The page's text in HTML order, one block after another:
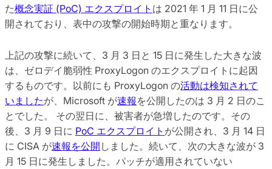
た概念実証 (PoC) エクスプロイト は 2021 年 1 月 11 日に公
開されており、表中の攻撃の開始時期と重なります。
上記の攻撃に続いて、3 月 3 日と 15 日に発生した大きな波
は、ゼロデイ脆弱性 ProxyLogon のエクスプロイトに起因
するものです。以前にも ProxyLogon の活動は検知されて
いましたが、Microsoft が速報 を公開したのは 3 月 2 日のこ
とでした。 その翌日に、被害者が急増したのです。その
後、3 月 9 日に PoC エクスプロイト が公開され、3 月 14 日
に CISA が速報を公開 しました。続いて、次の大きな波が 3
月 15 日に発生しました。パッチが適用されていない